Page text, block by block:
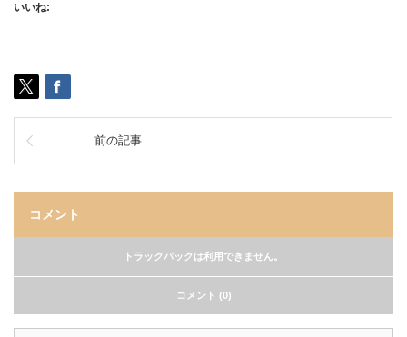
いいね:
前の記事
コメント
トラックバックは利用できません。
コメント (0)